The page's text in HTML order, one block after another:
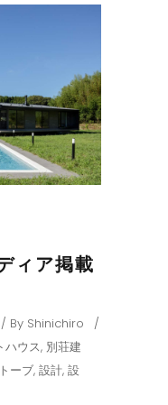
ィア掲載
By Shinichiro
ハウス, 別荘建
ーブ, 設計, 設